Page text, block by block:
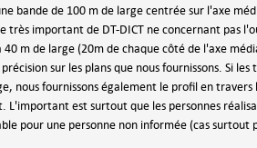
bande de 100 m de large centrée sur l'axe
important de DT-DICT ne concernant pas
m de large (20m de chaque côté de l'axe
sur les plans que nous fournissons. Si
nous fournissons également le profil en travers
L'important est surtout que les personnes
pour une personne non informée (cas surtout